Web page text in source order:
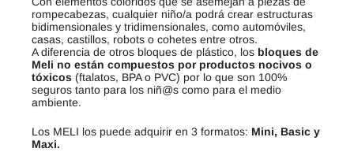
rompecabezas, cualquier niño/a podrá crear estructuras
bidimensionales y tridimensionales, como automóviles,
casas, castillos, robots o cohetes entre otros.
A diferencia de otros bloques de plástico, los bloques de
Meli no están compuestos por productos nocivos o
tóxicos (ftalatos, BPA o PVC) por lo que son 100%
seguros tanto para los niñ@s como para el medio
ambiente.
Los MELI los puede adquirir en 3 formatos: Mini, Basic y
Maxi.